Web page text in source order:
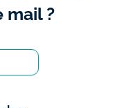
mail ?